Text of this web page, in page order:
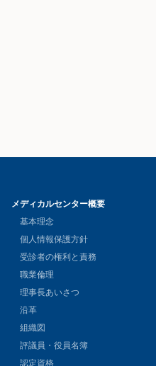
メディカルセンター概要
基本理念
個人情報保護方針
受診者の権利と責務
職業倫理
理事長あいさつ
沿革
組織図
評議員・役員名簿
認定資格